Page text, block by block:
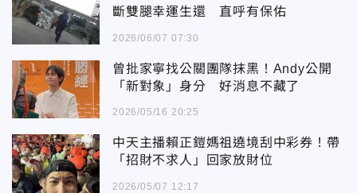
斷雙腿幸運生還 直呼有保佑
2026/06/07 07:30
曾批家寧找公關團隊抹黑！Andy公開
「新對象」身分 好消息不藏了
2026/05/16 20:25
中天主播賴正鎧媽祖遶境刮中彩券！帶
「招財不求人」回家放財位
2026/05/07 12:17